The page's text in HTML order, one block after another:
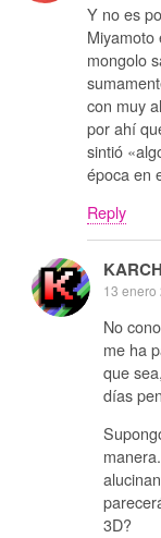
Y no es
Miyamoto
mongolo
con muy
por ahí
sintió
época en
Reply
13 enero
No
me ha
que
días
3D?